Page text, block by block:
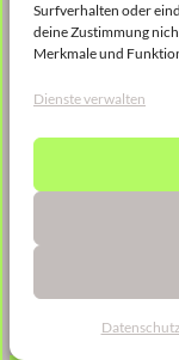
Surfverhalten oder
deine Zustimmung
Merkmale und
Dienste verwalten